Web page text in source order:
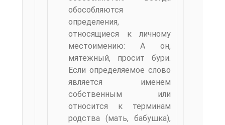
обособляются
определения,
относящиеся к личному
местоимению: А он,
мятежный, просит бури.
Если определяемое слово
является именем
собственным или
относится к терминам
родства (мать, бабушка),